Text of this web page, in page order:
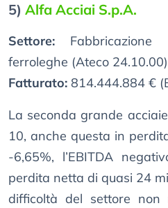
5) Alfa Acciai S.p.A.
Settore:
ferroleghe (Ateco 24.10.00)
Fatturato: 814.444.884 €
La seconda grande
10, anche questa in
-6,65%, l’EBITDA
perdita netta di quasi 24
difficoltà del settore non